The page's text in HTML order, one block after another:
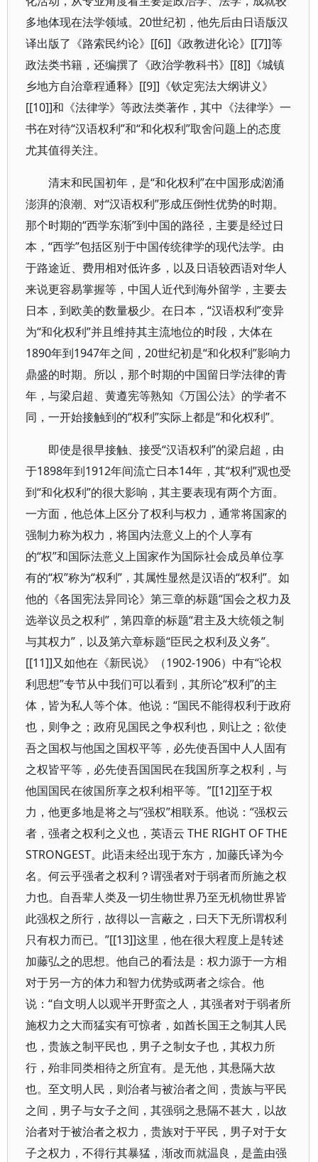
多地体现在法学领域。20世纪初，他先后由日语版汉
译出版了《路索民约论》[[6]]《政教进化论》[[7]]等
政法类书籍，还编撰了《政治学教科书》[[8]]《城镇
乡地方自治章程通释》[[9]]《钦定宪法大纲讲义》
[[10]]和《法律学》等政法类著作，其中《法律学》一
书在对待“汉语权利”和“和化权利”取舍问题上的态度
尤其值得关注。
清末和民国初年，是“和化权利”在中国形成汹涌
澎湃的浪潮、对“汉语权利”形成压倒性优势的时期。
那个时期的“西学东渐”到中国的路径，主要是经过日
本，“西学”包括区别于中国传统律学的现代法学。由
于路途近、费用相对低许多，以及日语较西语对华人
来说更容易掌握等，中国人近代到海外留学，主要去
日本，到欧美的数量极少。在日本，“汉语权利”变异
为“和化权利”并且维持其主流地位的时段，大体在
1890年到1947年之间，20世纪初是“和化权利”影响力
鼎盛的时期。所以，那个时期的中国留日学法律的青
年，与梁启超、黄遵宪等熟知《万国公法》的学者不
同，一开始接触到的“权利”实际上都是“和化权利”。
即使是很早接触、接受“汉语权利”的梁启超，由
于1898年到1912年间流亡日本14年，其“权利”观也受
到“和化权利”的很大影响，其主要表现有两个方面。
一方面，他总体上区分了权利与权力，通常将国家的
强制力称为权力，将国内法意义上的个人享有
的“权”和国际法意义上国家作为国际社会成员单位享
有的“权”称为“权利”，其属性显然是汉语的“权利”。如
他的《各国宪法异同论》第三章的标题“国会之权力及
选举议员之权利”，第四章的标题“君主及大统领之制
与其权力”，以及第六章标题“臣民之权利及义务”。
[[11]]又如他在《新民说》（1902-1906）中有“论权
利思想”专节从中我们可以看到，其所论“权利”的主
体，皆为私人等个体。他说：“国民不能得权利于政府
也，则争之；政府见国民之争权利也，则让之；欲使
吾之国权与他国之国权平等，必先使吾国中人人固有
之权皆平等，必先使吾国国民在我国所享之权利，与
他国国民在彼国所享之权利相平等。”[[12]]至于权
力，他更多地是将之与“强权”相联系。他说：“强权云
者，强者之权利之义也，英语云 THE RIGHT OF THE
STRONGEST。此语未经出现于东方，加藤氏译为今
名。何云乎强者之权利？谓强者对于弱者而所施之权
力也。自吾辈人类及一切生物世界乃至无机物世界皆
此强权之所行，故得以一言蔽之，曰天下无所谓权利
只有权力而已。”[[13]]这里，他在很大程度上是转述
加藤弘之的思想。他自己的看法是：权力源于一方相
对于另一方的体力和智力优势或两者之综合。他
说：“自文明人以观半开野蛮之人，其强者对于弱者所
施权力之大而猛实有可惊者，如酋长国王之制其人民
也，贵族之制平民也，男子之制女子也，其权力所
行，殆非同类相待之所宜有。是无他，其悬隔大故
也。至文明人民，则治者与被治者之间，贵族与平民
之间，男子与女子之间，其强弱之悬隔不甚大，以故
治者对于被治者之权力，贵族对于平民，男子对于女
子之权力，不得行其暴猛，渐改而就温良，是盖由强